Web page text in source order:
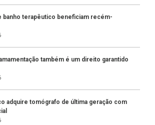
banho terapêutico beneficiam recém-
também é um direito garantido
adquire tomógrafo de última geração com